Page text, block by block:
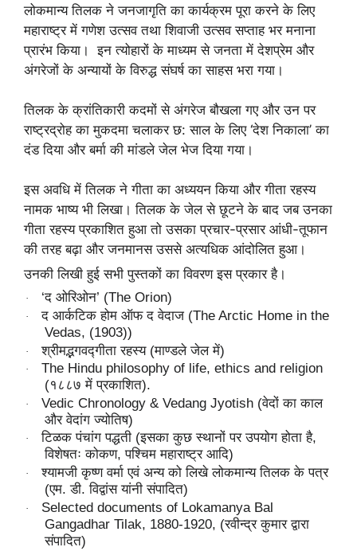
लोकमान्य तिलक ने जनजागृति का कार्यक्रम पूरा करने के लिए
महाराष्ट्र में गणेश उत्सव तथा शिवाजी उत्सव सप्ताह भर मनाना
प्रारंभ किया।
इन त्योहारों के माध्यम से जनता में देशप्रेम और
अंगरेजों के अन्यायों के विरुद्ध संघर्ष का साहस भरा गया।
तिलक के क्रांतिकारी कदमों से अंगरेज बौखला गए और उन पर
राष्ट्रद्रोह का मुकदमा चलाकर छ: साल के लिए ‘देश निकाला’ का
दंड दिया और बर्मा की मांडले जेल भेज दिया गया।
इस अवधि में तिलक ने गीता का अध्ययन किया और गीता रहस्य
नामक भाष्य भी लिखा। तिलक के जेल से छूटने के बाद जब उनका
गीता रहस्य प्रकाशित हुआ तो उसका प्रचार-प्रसार आंधी-तूफान
की तरह बढ़ा और जनमानस उससे अत्यधिक आंदोलित हुआ।
उनकी लिखी हुई सभी पुस्तकों का विवरण इस प्रकार है।
· ‘द ओरिओन’ (The Orion)
·
द आर्कटिक होम ऑफ द वेदाज (The Arctic Home in the
Vedas, (1903))
· श्रीमद्भगवद्गीता रहस्य (माण्डले जेल में)
·
The Hindu philosophy of life, ethics and religion
(१८८७ में प्रकाशित).
·
Vedic Chronology & Vedang Jyotish (वेदों का काल
और वेदांग ज्योतिष)
·
टिळक पंचांग पद्धती (इसका कुछ स्थानों पर उपयोग होता है,
विशेषतः कोकण, पश्चिम महाराष्ट्र आदि)
·
श्यामजी कृष्ण वर्मा एवं अन्य को लिखे लोकमान्य तिलक के पत्र
(एम. डी. विद्वांस यांनी संपादित)
·
Selected documents of Lokamanya Bal
Gangadhar Tilak, 1880-1920, (रवीन्द्र कुमार द्वारा
संपादित)